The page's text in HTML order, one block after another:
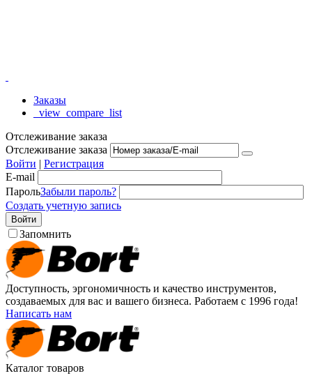
Заказы
_view_compare_list
Отслеживание заказа
Отслеживание заказа
Войти | Регистрация
E-mail
ПарольЗабыли пароль?
Создать учетную запись
Войти
Запомнить
Доступность, эргономичность и качество инструментов,
создаваемых для вас и вашего бизнеса. Работаем с 1996 года!
Написать нам
Каталог товаров